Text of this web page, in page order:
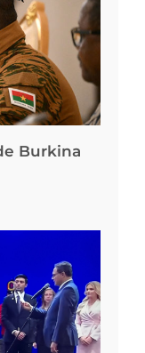
Burkina